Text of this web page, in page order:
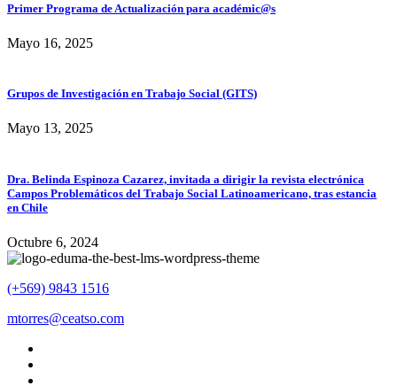
Primer Programa de Actualización para académic@s
Mayo 16, 2025
Grupos de Investigación en Trabajo Social (GITS)
Mayo 13, 2025
Dra. Belinda Espinoza Cazarez, invitada a dirigir la revista electrónica
Campos Problemáticos del Trabajo Social Latinoamericano, tras estancia
en Chile
Octubre 6, 2024
(+569) 9843 1516
mtorres@ceatso.com